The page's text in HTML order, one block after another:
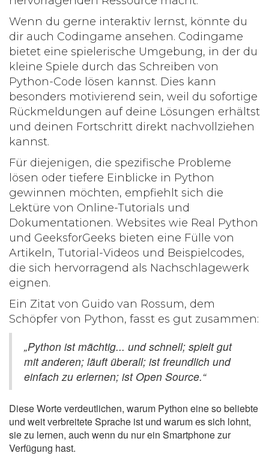
Wenn du gerne interaktiv lernst, könnte du
dir auch Codingame ansehen. Codingame
bietet eine spielerische Umgebung, in der du
kleine Spiele durch das Schreiben von
Python-Code lösen kannst. Dies kann
besonders motivierend sein, weil du sofortige
Rückmeldungen auf deine Lösungen erhältst
und deinen Fortschritt direkt nachvollziehen
kannst.
Für diejenigen, die spezifische Probleme
lösen oder tiefere Einblicke in Python
gewinnen möchten, empfiehlt sich die
Lektüre von Online-Tutorials und
Dokumentationen. Websites wie Real Python
und GeeksforGeeks bieten eine Fülle von
Artikeln, Tutorial-Videos und Beispielcodes,
die sich hervorragend als Nachschlagewerk
eignen.
Ein Zitat von Guido van Rossum, dem
Schöpfer von Python, fasst es gut zusammen:
„Python ist mächtig... und schnell; spielt gut
mit anderen; läuft überall; ist freundlich und
einfach zu erlernen; ist Open Source.“
Diese Worte verdeutlichen, warum Python eine so beliebte
und weit verbreitete Sprache ist und warum es sich lohnt,
sie zu lernen, auch wenn du nur ein Smartphone zur
Verfügung hast.